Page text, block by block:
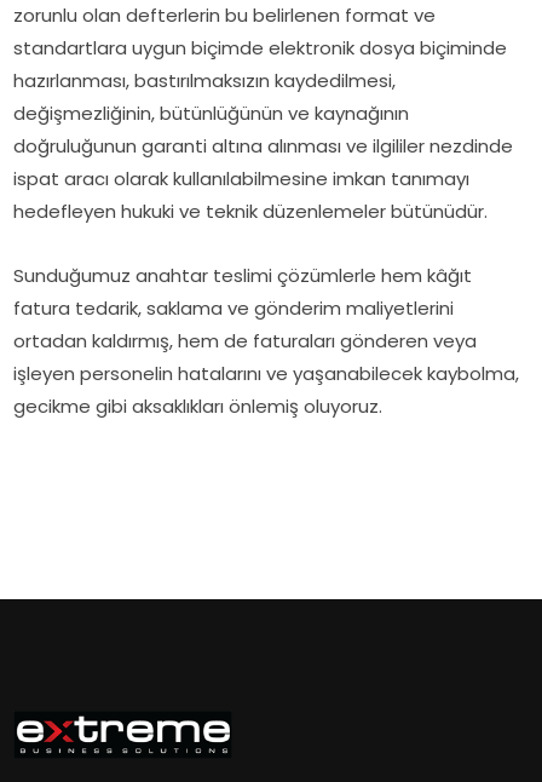
zorunlu olan defterlerin bu belirlenen format ve
standartlara uygun biçimde elektronik dosya biçiminde
hazırlanması, bastırılmaksızın kaydedilmesi,
değişmezliğinin, bütünlüğünün ve kaynağının
doğruluğunun garanti altına alınması ve ilgililer nezdinde
ispat aracı olarak kullanılabilmesine imkan tanımayı
hedefleyen hukuki ve teknik düzenlemeler bütünüdür.
Sunduğumuz anahtar teslimi çözümlerle hem kâğıt
fatura tedarik, saklama ve gönderim maliyetlerini
ortadan kaldırmış, hem de faturaları gönderen veya
işleyen personelin hatalarını ve yaşanabilecek kaybolma,
gecikme gibi aksaklıkları önlemiş oluyoruz.